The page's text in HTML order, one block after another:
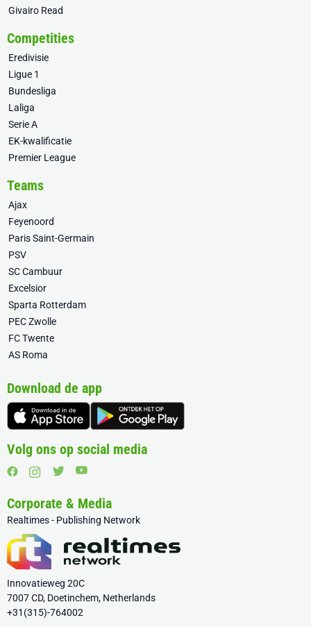
Givairo Read
Competities
Eredivisie
Ligue 1
Bundesliga
Laliga
Serie A
EK-kwalificatie
Premier League
Teams
Ajax
Feyenoord
Paris Saint-Germain
PSV
SC Cambuur
Excelsior
Sparta Rotterdam
PEC Zwolle
FC Twente
AS Roma
Download de app
Volg ons op social media
Corporate & Media
Realtimes - Publishing Network
Innovatieweg 20C
7007 CD, Doetinchem, Netherlands
+31(315)-764002